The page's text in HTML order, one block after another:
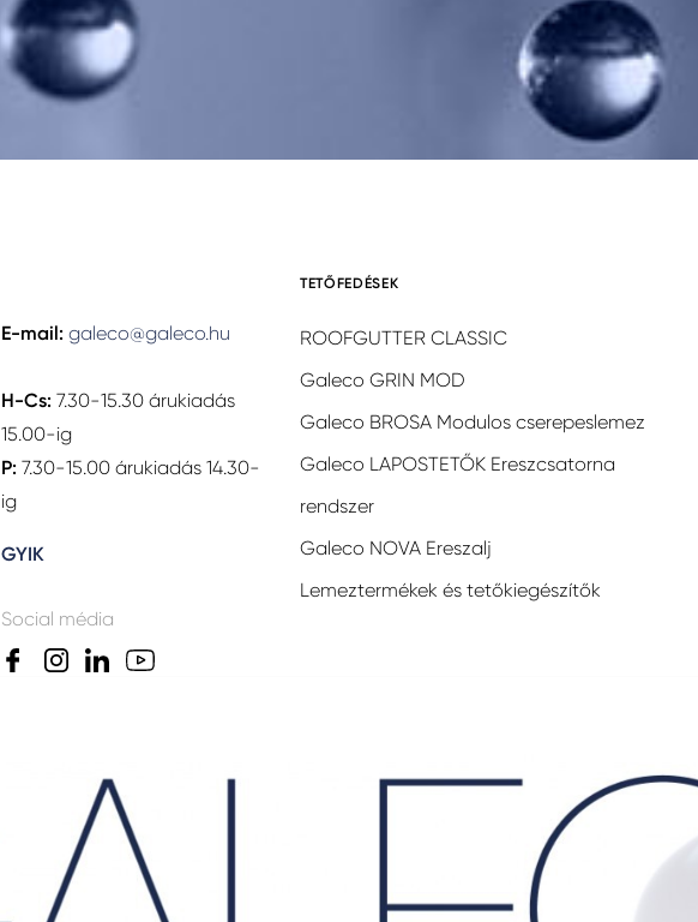
E-mail: galeco@galeco.hu
H-Cs: 7.30-15.30 árukiadás
15.00-ig
P: 7.30-15.00 árukiadás 14.30-
ig
GYIK
Social média
TETŐFEDÉSEK
ROOFGUTTER CLASSIC
Galeco GRIN MOD
Galeco BROSA Modulos cserepeslemez
Galeco LAPOSTETŐK Ereszcsatorna
rendszer
Galeco NOVA Ereszalj
Lemeztermékek és tetőkiegészítők